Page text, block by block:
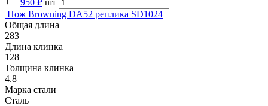
Нож Browning DA52 реплика SD1024
Общая длина
283
Длина клинка
128
Толщина клинка
4.8
Марка стали
Сталь